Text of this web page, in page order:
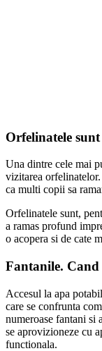
Orfelinatele
Una dintre cele mai
vizitarea
ca multi copii sa
Orfelinatele sunt,
a ramas profund
o acopera si de cate
Fantanile. Cand
Accesul la apa
care se confrunta
numeroase fantani si
se aprovizioneze cu
functionala.